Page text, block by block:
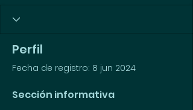
Perfil
Fecha de registro: 8 jun 2024
Sección informativa